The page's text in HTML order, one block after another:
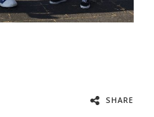
SHARE